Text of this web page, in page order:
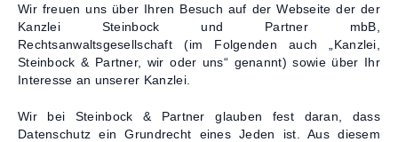
Kontakt
Wir freuen uns über Ihren Besuch auf der Webseite der der
Kanzlei Steinbock und Partner mbB,
Rechtsanwaltsgesellschaft (im Folgenden auch „Kanzlei,
Steinbock & Partner, wir oder uns“ genannt) sowie über Ihr
Interesse an unserer Kanzlei.
Wir bei Steinbock & Partner glauben fest daran, dass
Datenschutz ein Grundrecht eines Jeden ist. Aus diesem